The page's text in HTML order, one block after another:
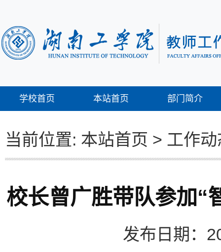
学校首页 本站首页 部门简介
当前位置: 本站首页 > 工作动
校长曾广胜带队参加“
发布日期：